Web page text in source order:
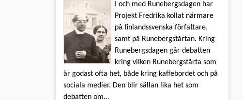
I och med Runebergsdagen har
Projekt Fredrika kollat närmare
på finlandssvenska författare,
samt på Runebergstårtan. Kring
Runebergsdagen går debatten
kring vilken Runebergstårta som
är godast ofta het, både kring kaffebordet och på
sociala medier. Den blir sällan lika het som
debatten om…